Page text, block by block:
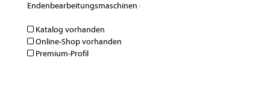
Endenbearbeitungsmaschinen ·
Katalog vorhanden
Online-Shop vorhanden
Premium-Profil